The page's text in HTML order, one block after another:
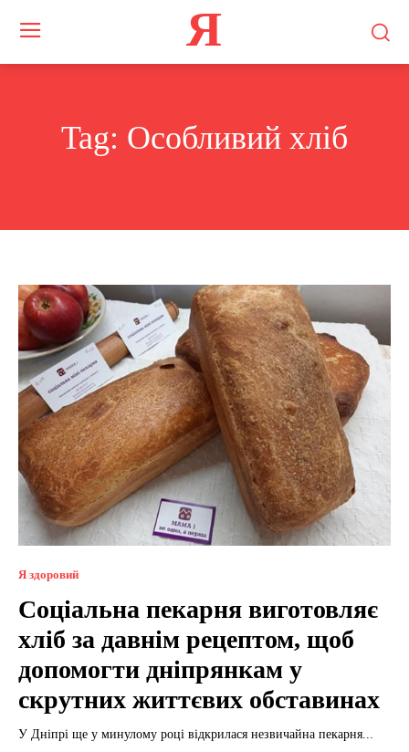
Я
Tag: Особливий хліб
Я здоровий
Соціальна пекарня виготовляє
хліб за давнім рецептом, щоб
допомогти дніпрянкам у
скрутних життєвих обставинах
У Дніпрі ще у минулому році відкрилася незвичайна пекарня...